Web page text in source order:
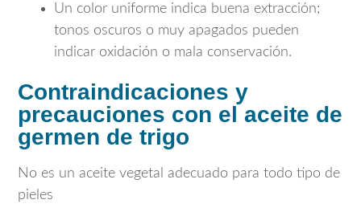
Un color uniforme indica buena extracción;
tonos oscuros o muy apagados pueden
indicar oxidación o mala conservación.
Contraindicaciones y
precauciones con el aceite de
germen de trigo
No es un aceite vegetal adecuado para todo tipo de
pieles